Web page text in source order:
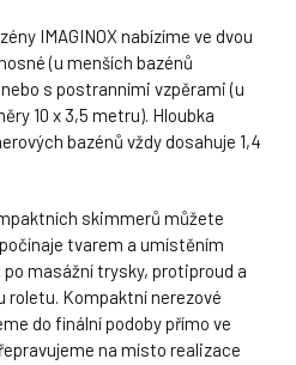
IMAGINOX nabízíme ve dvou
(u menších bazénů
s postranními vzpěrami (u
10 x 3,5 metru). Hloubka
bazénů vždy dosahuje 1,4
skimmerů můžete
tvarem a umístěním
masážní trysky, protiproud a
Kompaktní nerezové
do finální podoby přímo ve
na místo realizace